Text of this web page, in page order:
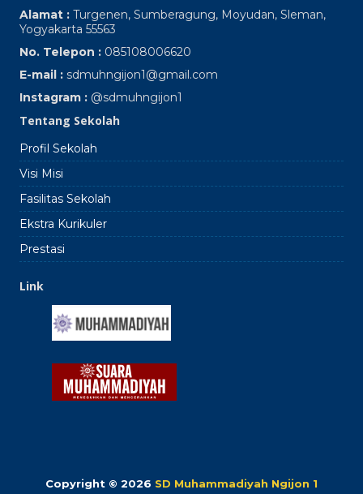
Alamat : Turgenen, Sumberagung, Moyudan, Sleman,
Yogyakarta 55563
No. Telepon : 085108006620
E-mail : sdmuhngijon1@gmail.com
Instagram : @sdmuhngijon1
Tentang Sekolah
Profil Sekolah
Visi Misi
Fasilitas Sekolah
Ekstra Kurikuler
Prestasi
Link
Copyright © 2026 SD Muhammadiyah Ngijon 1